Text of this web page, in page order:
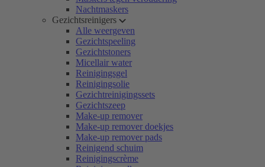
Nachtmaskers
Gezichtsreinigers
Alle weergeven
Gezichtspeeling
Gezichtstoners
Micellair water
Reinigingsgel
Reinigingsolie
Gezichtreinigingssets
Gezichtszeep
Make-up remover
Make-up remover doekjes
Make-up remover pads
Reinigend schuim
Reinigingscrème